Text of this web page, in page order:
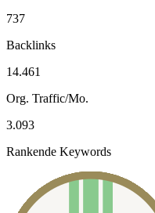
737
Backlinks
14.461
Org. Traffic/Mo.
3.093
Rankende Keywords